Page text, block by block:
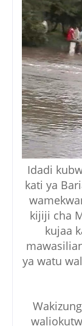
Idadi
kati ya
kijiji cha
kujaa
ya watu